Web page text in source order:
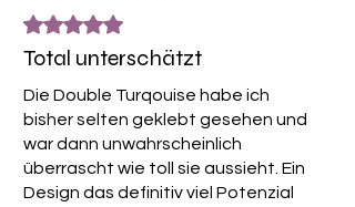
Noté 5 sur 5.
Total unterschätzt
Die Double Turqouise habe ich
bisher selten geklebt gesehen und
war dann unwahrscheinlich
überrascht wie toll sie aussieht. Ein
Design das definitiv viel Potenzial